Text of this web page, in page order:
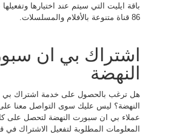
باقة ايليت التي سيتم عند اختيارها
86 قناة متنوعة بالأفلام والمسلسلات.
اشتراك بي ان
النهضة
هل ترغب بالحصول على خدمة اشتراك
النهضة؟ ليس عليك سوى التواصل معنا
عملاء بي ان سبورت النهضة لتحصل على
المعلومات المطلوبة لتفعيل الاشتراك في